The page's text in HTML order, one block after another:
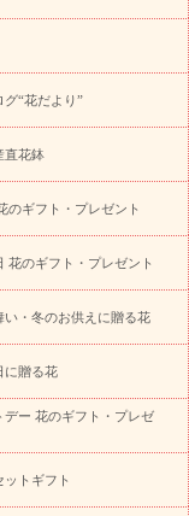
お祝い商品一覧
祝い
ー
の花
四十九日法要以
えフラワー
お盆（新
お取り寄せギフト
胡蝶蘭
プリザーブ
メント 花束
スタ
胡蝶蘭・花鉢
世界初の青色胡蝶蘭
ザーブドフラワー
ト
セミオーダー
どりのeギフト
ローオレンジ
レッ
グ“花だより”
直花鉢
のギフト・プレゼント
花のギフト・プレゼント
い・冬のお供えに贈る花
に贈る花
デー 花のギフト・プレゼ
ットギフト